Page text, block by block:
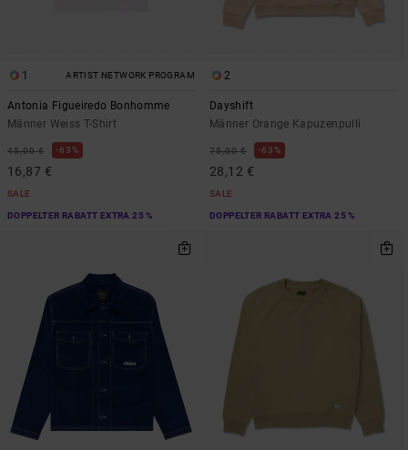
1 ARTIST NETWORK PROGRAM
Antonia Figueiredo Bonhomme
Männer Weiss T-Shirt
45,00 € 63%
16,87 €
SALE
DOPPELTER RABATT EXTRA 25 %
2
Dayshift
Männer Orange Kapuzenpulli
75,00 € 63%
28,12 €
SALE
DOPPELTER RABATT EXTRA 25 %